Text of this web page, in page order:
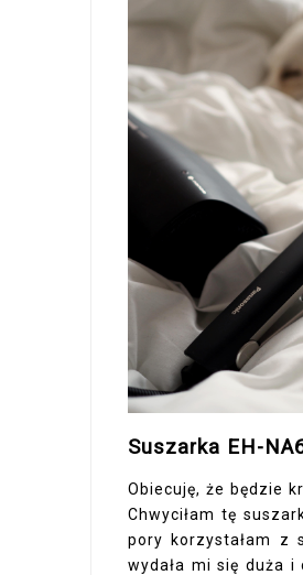
Suszarka EH-
Obiecuję, że będzie
Chwyciłam tę
pory korzystałam z
wydała mi się duża i